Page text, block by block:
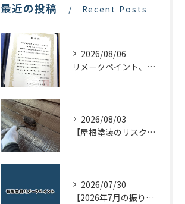
最近の投稿 Recent Posts
2026/08/06
リメークペイント、感謝状を頂く！
2026/08/03
【屋根塗装のリスクを下げる！】屋根の点検はドローンで！
2026/07/30
【2026年7月の振り返り】リメークペイントブログまとめ